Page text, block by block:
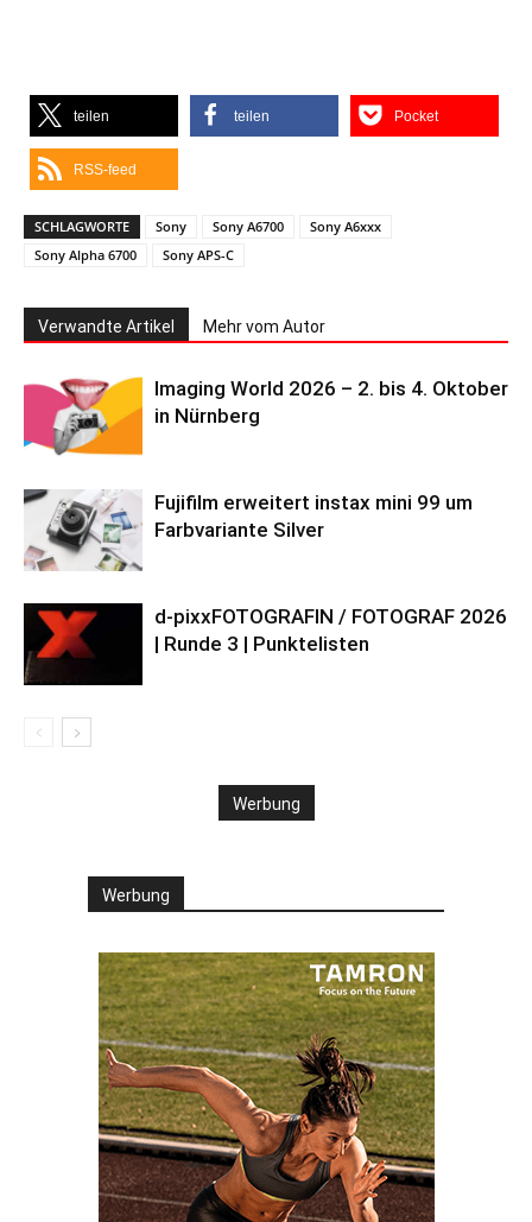
teilen teilen Pocket
RSS-feed
SCHLAGWORTE Sony Sony A6700
Sony A6xxx
Sony Alpha 6700
Sony APS-C
Verwandte Artikel Mehr vom Autor
Imaging World 2026 – 2. bis 4. Oktober
in Nürnberg
Fujifilm erweitert instax mini 99 um
Farbvariante Silver
d-pixxFOTOGRAFIN / FOTOGRAF 2026
| Runde 3 | Punktelisten
Werbung
Werbung